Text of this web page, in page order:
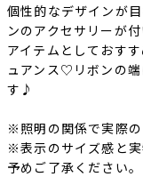
個性的なデザインが
ンのアクセサリーが
アイテムとしておす
ュアンス♡リボンの
す♪
※照明の関係で実際の
※表示のサイズ感と実
予めご了承ください。